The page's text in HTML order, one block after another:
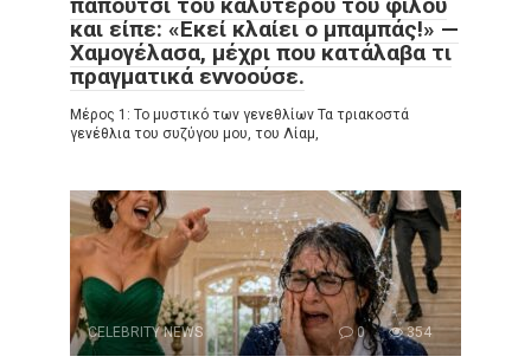
και είπε: «Εκεί κλαίει ο μπαμπάς!» —
Χαμογέλασα, μέχρι που κατάλαβα τι
πραγματικά εννοούσε.
Μέρος 1: Το μυστικό των γενεθλίων Τα τριακοστά
γενέθλια του συζύγου μου, του Λίαμ,
CELEBRITY NEWS 0 354